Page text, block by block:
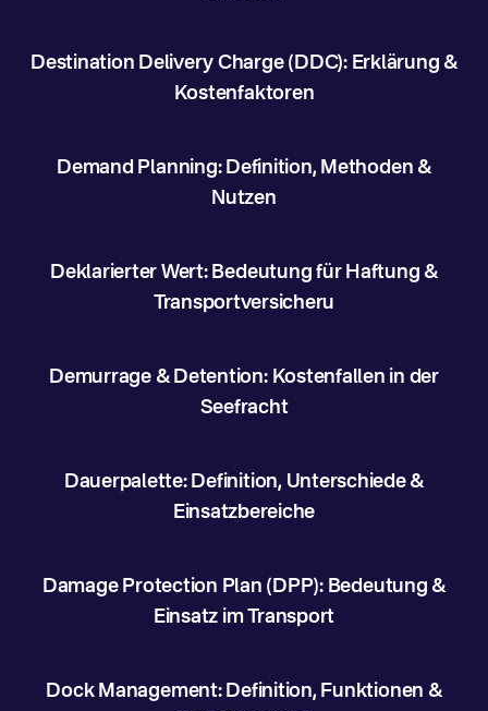
Destination Delivery Charge (DDC): Erklärung &
Kostenfaktoren
Demand Planning: Definition, Methoden &
Nutzen
Deklarierter Wert: Bedeutung für Haftung &
Transportversicheru
Demurrage & Detention: Kostenfallen in der
Seefracht
Dauerpalette: Definition, Unterschiede &
Einsatzbereiche
Damage Protection Plan (DPP): Bedeutung &
Einsatz im Transport
Dock Management: Definition, Funktionen &